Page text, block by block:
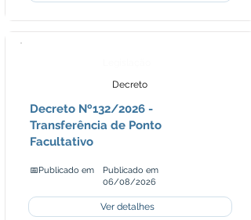
Decreto
Decreto Nº132/2026 -
Transferência de Ponto
Facultativo
📅Publicado em
Publicado em
06/08/2026
Ver detalhes